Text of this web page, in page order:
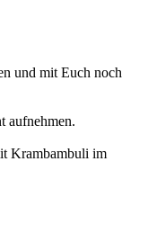
und mit Euch noch
aufnehmen.
Krambambuli im